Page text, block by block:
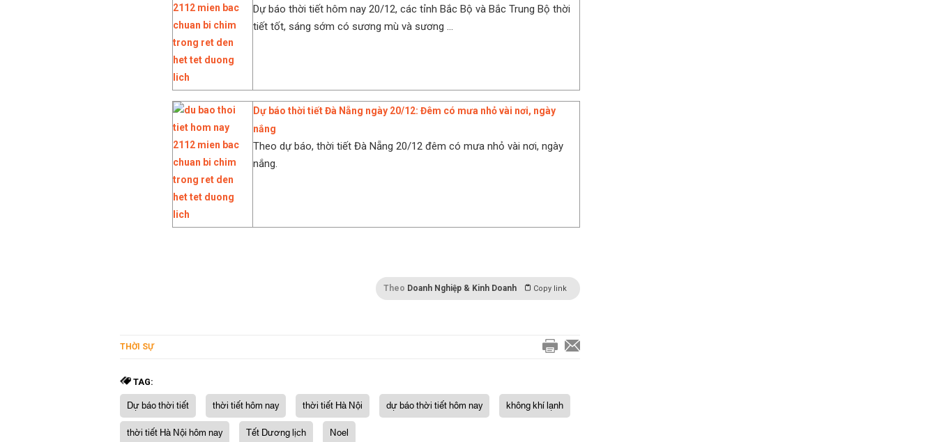
Dự báo thời tiết hôm nay 20/12, các tỉnh Bắc Bộ và Bắc Trung Bộ thời
tiết tốt, sáng sớm có sương mù và sương ...
Dự báo thời tiết Đà Nẵng ngày 20/12: Đêm có mưa nhỏ vài nơi, ngày
nắng
Theo dự báo, thời tiết Đà Nẵng 20/12 đêm có mưa nhỏ vài nơi, ngày
nắng.
Theo Doanh Nghiệp & Kinh Doanh Copy link
THỜI SỰ
TAG:
Dự báo thời tiết thời tiết hôm nay thời tiết Hà Nội dự báo thời tiết hôm nay
không khí lạnh
thời tiết Hà Nội hôm nay
Tết Dương lịch Noel